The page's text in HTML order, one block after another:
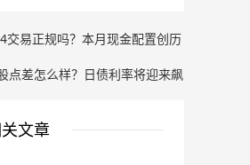
易正规吗？本月现金配置创历
点差怎么样？日债利率将迎来飙
文章